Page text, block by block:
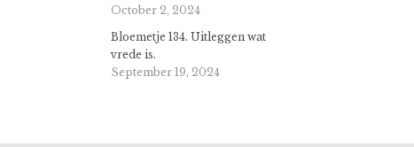
October 2, 2024
Bloemetje 134. Uitleggen wat
vrede is.
September 19, 2024